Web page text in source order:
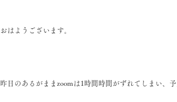
おはようございます。
昨日のあるがままzoomは1時間時間がずれてしまい、